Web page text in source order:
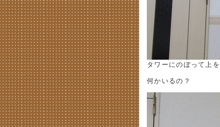
タワーにのぼって上
何かいるの？